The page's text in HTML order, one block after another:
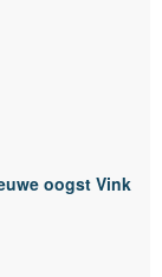
oogst Vink